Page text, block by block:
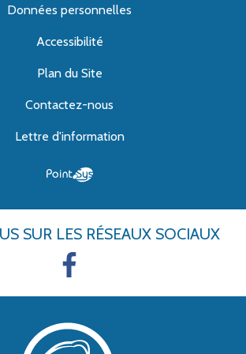
Données personnelles
Accessibilité
Plan du Site
Contactez-nous
Lettre d'information
SUR LES RÉSEAUX SOCIAUX